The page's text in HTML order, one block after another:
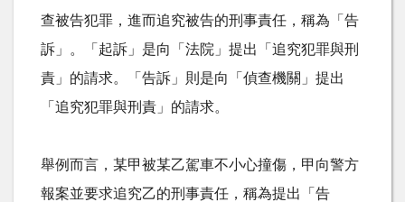
查被告犯罪，進而追究被告的刑事責任，稱為「告
訴」。「起訴」是向「法院」提出「追究犯罪與刑
責」的請求。「告訴」則是向「偵查機關」提出
「追究犯罪與刑責」的請求。
舉例而言，某甲被某乙駕車不小心撞傷，甲向警方
報案並要求追究乙的刑事責任，稱為提出「告